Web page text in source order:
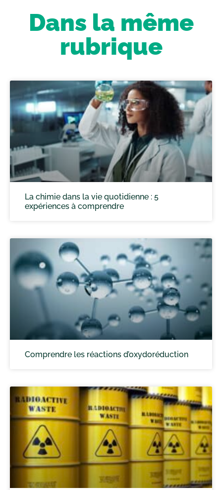
Dans la même
rubrique
La chimie dans la vie quotidienne : 5
expériences à comprendre
Comprendre les réactions d’oxydoréduction